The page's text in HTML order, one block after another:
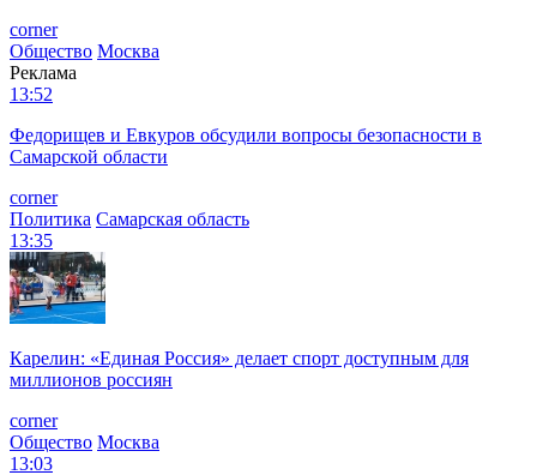
corner
Общество Москва
Реклама
13:52
Федорищев и Евкуров обсудили вопросы безопасности в
Самарской области
corner
Политика Самарская область
13:35
Карелин: «Единая Россия» делает спорт доступным для
миллионов россиян
corner
Общество Москва
13:03